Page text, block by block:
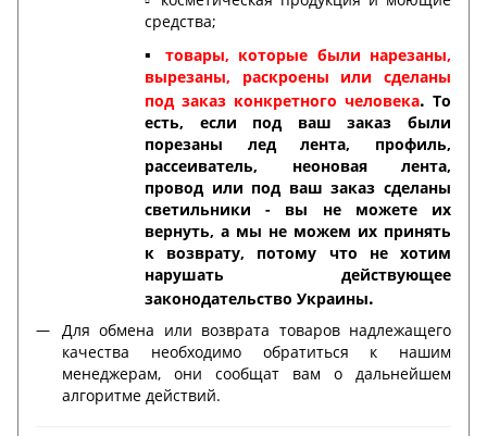
средства;
▪️ товары, которые были нарезаны,
вырезаны, раскроены или сделаны
под заказ конкретного человека. То
есть, если под ваш заказ были
порезаны лед лента, профиль,
рассеиватель, неоновая лента,
провод или под ваш заказ сделаны
светильники - вы не можете их
вернуть, а мы не можем их принять
к возврату, потому что не хотим
нарушать действующее
законодательство Украины.
Для обмена или возврата товаров надлежащего
качества необходимо обратиться к нашим
менеджерам, они сообщат вам о дальнейшем
алгоритме действий.